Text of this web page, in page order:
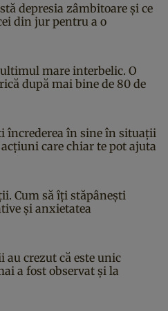
depresia zâmbitoare și ce
din jur pentru a o
mare interbelic. O
după mai bine de 80 de
încrederea în sine în situații
care chiar te pot ajuta
Cum să îți stăpânești
și anxietatea
au crezut că este unic
a fost observat și la